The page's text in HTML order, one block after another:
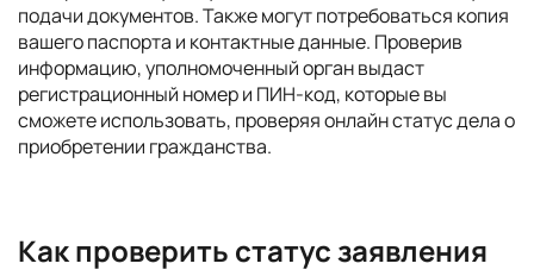
подачи документов. Также могут потребоваться копия
вашего паспорта и контактные данные. Проверив
информацию, уполномоченный орган выдаст
регистрационный номер и ПИН-код, которые вы
сможете использовать, проверяя онлайн статус дела о
приобретении гражданства.
Как проверить статус заявления